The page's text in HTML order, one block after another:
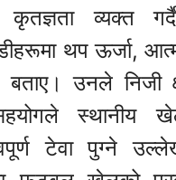
कृतज्ञता व्यक्त
थप ऊर्जा,
उनले निजी
स्थानीय
टेवा पुग्ने